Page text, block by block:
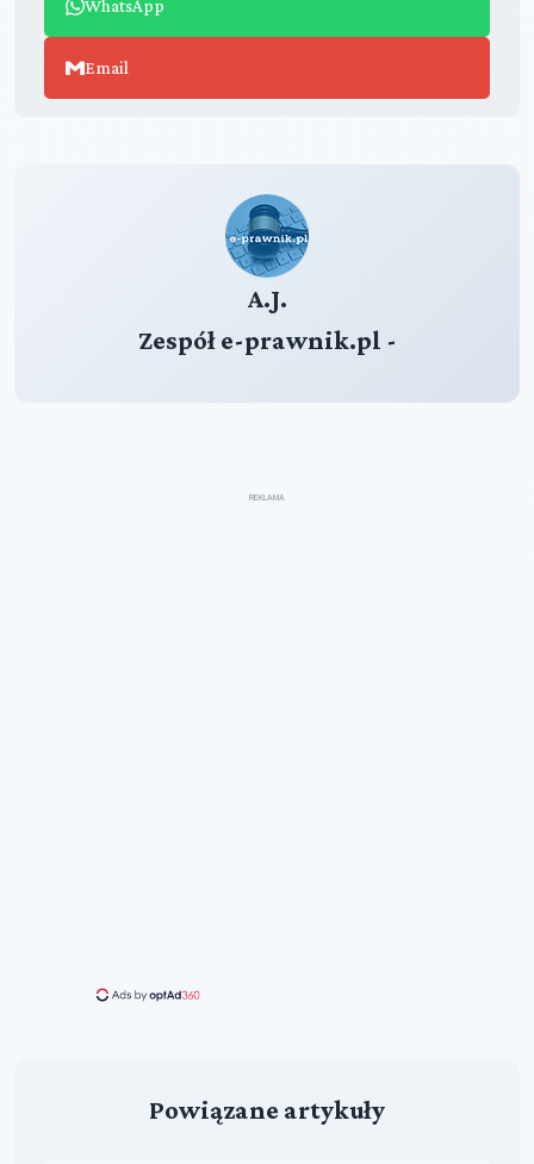
WhatsApp
Email
A.J.
Zespół e-prawnik.pl -
REKLAMA
Powiązane artykuły